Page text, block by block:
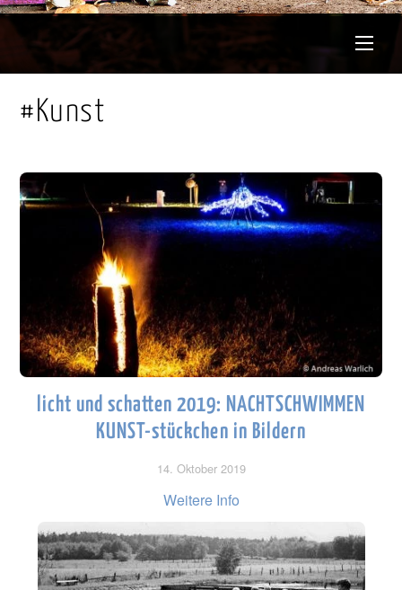
#Kunst
licht und schatten 2019: NACHTSCHWIMMEN
KUNST-stückchen in Bildern
14. Oktober 2019
Weitere Info